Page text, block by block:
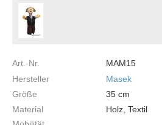
Art.-Nr.
MAM15
Hersteller
Masek
Größe
35 cm
Material
Holz, Textil